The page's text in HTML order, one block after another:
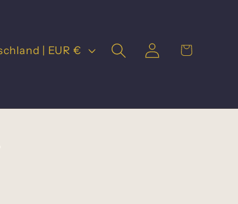
Deutschland | EUR € EinloggenWarenkorb